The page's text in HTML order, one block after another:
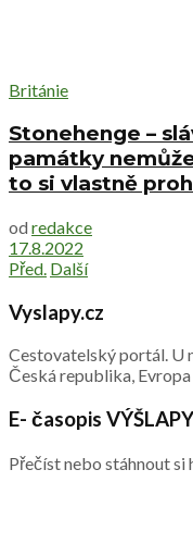
Británie
Stonehenge –
památky
to si vlastně
od redakce
17.8.2022
Před. Další
Vyslapy.cz
Cestovatelský portál. U
Česká republika, Evropa
E- časopis VÝŠLAPY
Přečíst nebo stáhnout